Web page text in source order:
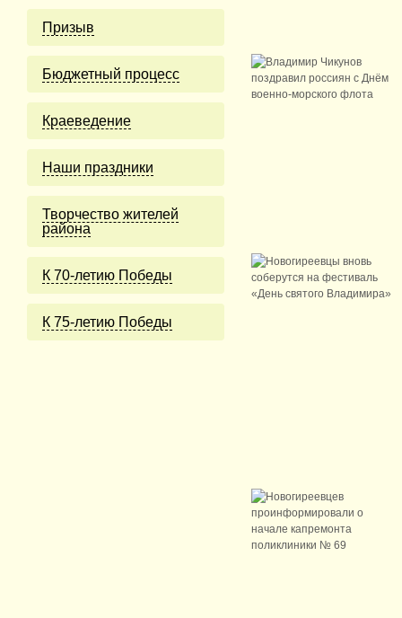
Призыв
Бюджетный процесс
Краеведение
Наши праздники
Творчество жителей
района
К 70-летию Победы
К 75-летию Победы